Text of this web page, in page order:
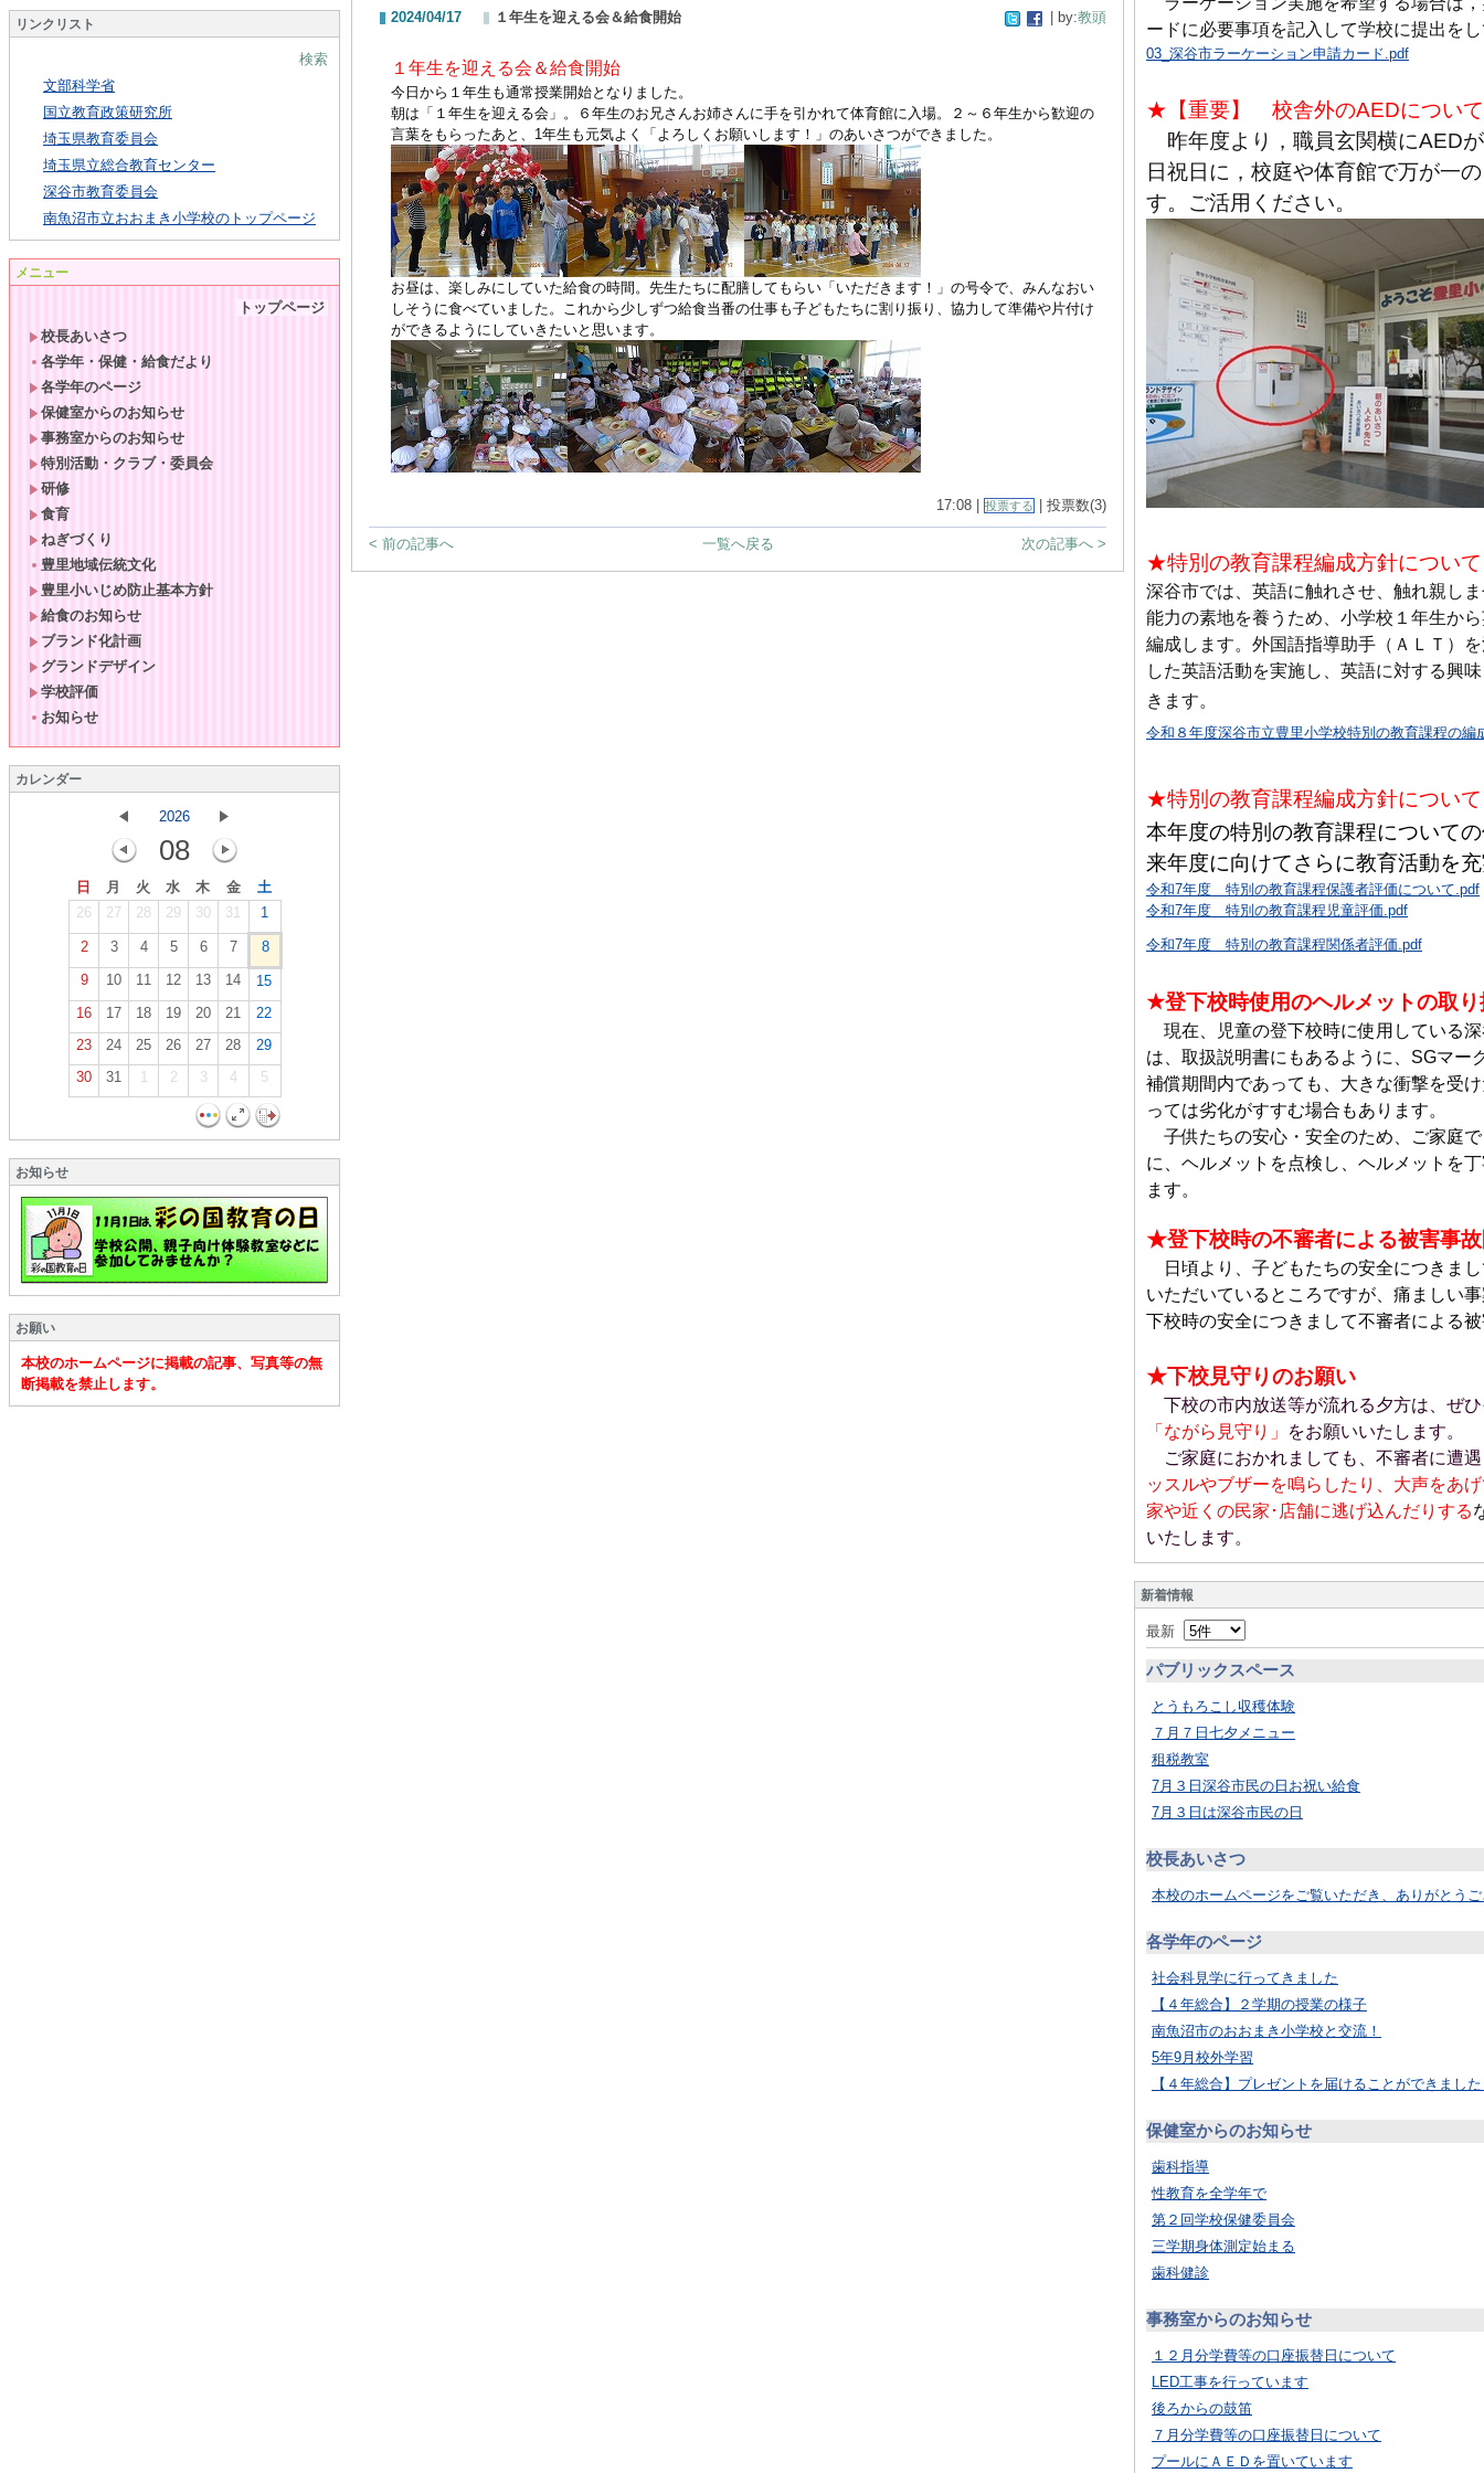
リンクリスト
検索
文部科学省
国立教育政策研究所
埼玉県教育委員会
埼玉県立総合教育センター
深谷市教育委員会
南魚沼市立おおまき小学校のトップページ
メニュー
トップページ
校長あいさつ
各学年・保健・給食だより
各学年のページ
保健室からのお知らせ
事務室からのお知らせ
特別活動・クラブ・委員会
研修
食育
ねぎづくり
豊里地域伝統文化
豊里小いじめ防止基本方針
給食のお知らせ
ブランド化計画
グランドデザイン
学校評価
お知らせ
カレンダー
2026
08
日 月 火 水 木 金
土
26
27 28 29 30 31 1
2 3 4 5 6 7
8
9
10 11 12 13 14
15
16
17 18 19 20 21
22
23
24 25 26 27 28
29
30
31 1 2 3 4 5
お知らせ
お願い
本校のホームページに掲載の記事、写真等の無
断掲載を禁止します。
2024/04/17 １年生を迎える会＆給食開始 | by:教頭
１年生を迎える会＆給食開始
今日から１年生も通常授業開始となりました。
朝は「１年生を迎える会」。６年生のお兄さんお姉さんに手を引かれて体育館に入場。２～６年生から歓迎の
言葉をもらったあと、1年生も元気よく「よろしくお願いします！」のあいさつができました。
お昼は、楽しみにしていた給食の時間。先生たちに配膳してもらい「いただきます！」の号令で、みんなおい
しそうに食べていました。これから少しずつ給食当番の仕事も子どもたちに割り振り、協力して準備や片付け
ができるようにしていきたいと思います。
17:08 | 投票する | 投票数(3)
< 前の記事へ 次の記事へ >
一覧へ戻る
ードに必要事項を記入して学校に提出を
03_深谷市ラーケーション申請カード.pdf
★【重要】 校舎外のAEDについて
昨年度より，職員玄関横にAED
日祝日に，校庭や体育館で万が一
す。ご活用ください。
★特別の教育課程編成方針につい
深谷市では、英語に触れさせ、触れ親し
能力の素地を養うため、小学校１年生か
編成します。外国語指導助手（ＡＬＴ）
した英語活動を実施し、英語に対する興
きます。
令和８年度深谷市立豊里小学校特別の教育課程の編
★特別の教育課程編成方針につい
本年度の特別の教育課程について
来年度に向けてさらに教育活動を
令和7年度 特別の教育課程保護者評価について.pdf
令和7年度 特別の教育課程児童評価.pdf
令和7年度 特別の教育課程関係者評価.pdf
★登下校時使用のヘルメットの取
現在、児童の登下校時に使用している
は、取扱説明書にもあるように、SGマー
補償期間内であっても、大きな衝撃を受
っては劣化がすすむ場合もあります。
子供たちの安心・安全のため、ご家庭
に、ヘルメットを点検し、ヘルメットを
ます。
★登下校時の不審者による被害事
日頃より、子どもたちの安全につきま
いただいているところですが、痛ましい
下校時の安全につきまして不審者による
★下校見守りのお願い
下校の市内放送等が流れる夕方は、ぜ
「ながら見守り」
をお願いいたします。
ご家庭におかれましても、不審者に遭
ッスルやブザーを鳴らしたり、大声をあ
家や近くの民家･店舗に逃げ込んだりする
いたします。
新着情報
最新
パブリックスペース
とうもろこし収穫体験
７月７日七夕メニュー
租税教室
7月３日深谷市民の日お祝い給食
7月３日は深谷市民の日
校長あいさつ
本校のホームページをご覧いただき、ありがとう
各学年のページ
社会科見学に行ってきました
【４年総合】２学期の授業の様子
南魚沼市のおおまき小学校と交流！
5年9月校外学習
【４年総合】プレゼントを届けることができまし
保健室からのお知らせ
歯科指導
性教育を全学年で
第２回学校保健委員会
三学期身体測定始まる
歯科健診
事務室からのお知らせ
１２月分学費等の口座振替日について
LED工事を行っています
後ろからの鼓笛
７月分学費等の口座振替日について
プールにＡＥＤを置いています